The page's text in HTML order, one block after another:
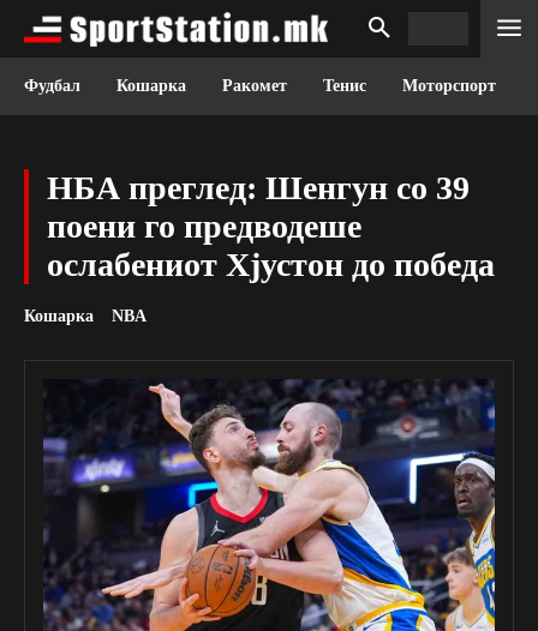
Фудбал Кошарка Ракомет Тенис Моторспорт
НБА преглед: Шенгун со 39
поени го предводеше
ослабениот Хјустон до победа
Кошарка NBA